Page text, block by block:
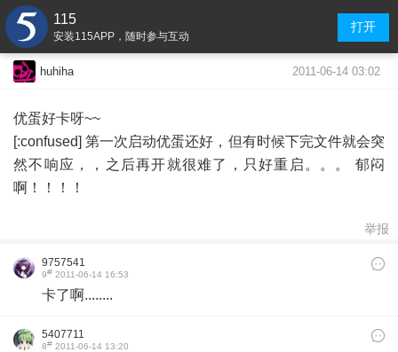
115
安装115APP，随时参与互动
打开
huhiha 2011-06-14 03:02
优蛋好卡呀~~
[:confused] 第一次启动优蛋还好，但有时候下完文件就会突
然不响应，，之后再开就很难了，只好重启。。。 郁闷
啊！！！！
举报
9757541
9# 2011-06-14 16:53
卡了啊........
5407711
8# 2011-06-14 13:20